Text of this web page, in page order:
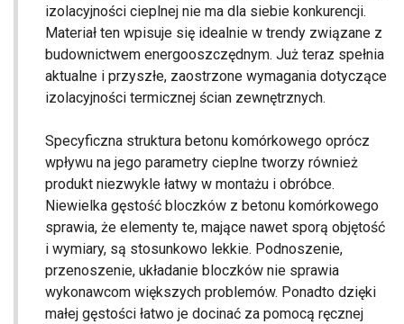
izolacyjności cieplnej nie ma dla siebie konkurencji.
Materiał ten wpisuje się idealnie w trendy związane z
budownictwem energooszczędnym. Już teraz spełnia
aktualne i przyszłe, zaostrzone wymagania dotyczące
izolacyjności termicznej ścian zewnętrznych.
Specyficzna struktura betonu komórkowego oprócz
wpływu na jego parametry cieplne tworzy również
produkt niezwykle łatwy w montażu i obróbce.
Niewielka gęstość bloczków z betonu komórkowego
sprawia, że elementy te, mające nawet sporą objętość
i wymiary, są stosunkowo lekkie. Podnoszenie,
przenoszenie, układanie bloczków nie sprawia
wykonawcom większych problemów. Ponadto dzięki
małej gęstości łatwo je docinać za pomocą ręcznej